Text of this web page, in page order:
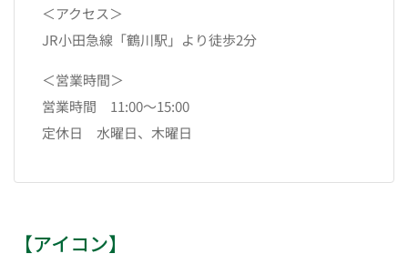
＜アクセス＞
JR小田急線「鶴川駅」より徒歩2分
＜営業時間＞
営業時間 11:00〜15:00
定休日 水曜日、木曜日
【アイコン】